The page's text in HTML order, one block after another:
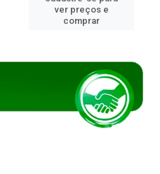
ver preços e
comprar